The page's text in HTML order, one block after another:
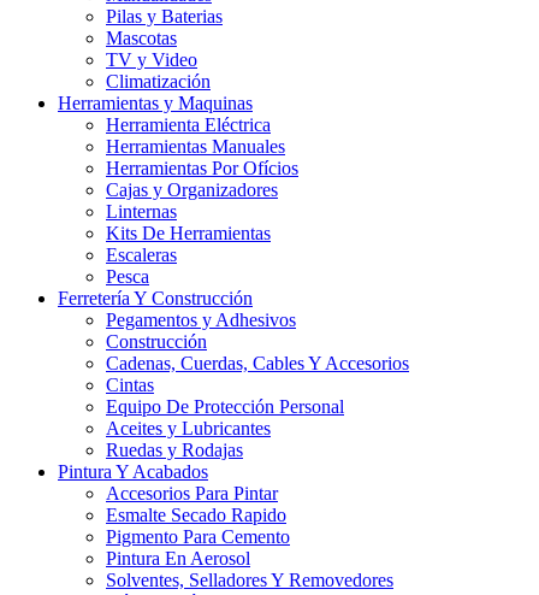
Pilas y Baterias
Mascotas
TV y Video
Climatización
Herramientas y Maquinas
Herramienta Eléctrica
Herramientas Manuales
Herramientas Por Ofícios
Cajas y Organizadores
Linternas
Kits De Herramientas
Escaleras
Pesca
Ferretería Y Construcción
Pegamentos y Adhesivos
Construcción
Cadenas, Cuerdas, Cables Y Accesorios
Cintas
Equipo De Protección Personal
Aceites y Lubricantes
Ruedas y Rodajas
Pintura Y Acabados
Accesorios Para Pintar
Esmalte Secado Rapido
Pigmento Para Cemento
Pintura En Aerosol
Solventes, Selladores Y Removedores